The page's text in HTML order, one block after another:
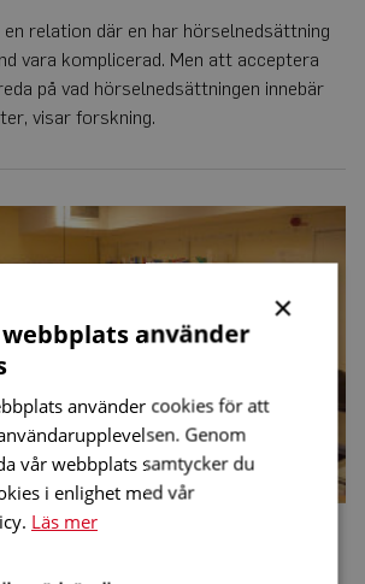
relation där en har hörselnedsättning
vara komplicerad. Men att acceptera
på vad hörselnedsättningen innebär
visar forskning.
3 • 2019
med hjälp av
×
använder
använder cookies för att
Genom
vår webbplats samtycker du
i enlighet med vår
Läs mer